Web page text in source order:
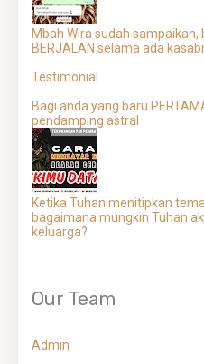
Mbah Wira sudah sampaikan,
BERJALAN selama ada
Testimonial
Bagi anda yang baru
pendamping astral
Ketika Tuhan menitipkan
bagaimana mungkin Tuhan
keluarga?
Our Team
Admin